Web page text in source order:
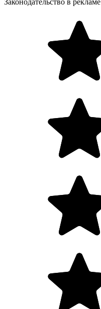
Законодательство в рекламе